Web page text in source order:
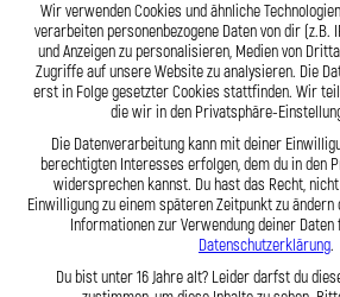
optimale Performance, wenn es auf jede Sekunde
Der Halteclip für 2 Stahlflex Bremsleitungen von
und effiziente Befestigungslösung. Er ist gemacht
Straßenverkehr und Motorsport. Mit einer speziellen
Leistung gewährleistet der Halteclip nicht nur eine
gewährleistet auch eine präzise Ausrichtung der
Montage ermöglicht eine schnelle Installation und
garantiert Langlebigkeit und Widerstandsfähigkeit,
Belastungen im Motorsport. Dieser Halteclip ist
Komponente zur Performance-Optimierung und
Wir verwenden Cookies und ähnliche
verarbeiten personenbezogene Daten von dir (z.B.
und Anzeigen zu personalisieren, Medien von
Zugriffe auf unsere Website zu analysieren. Die
erst in Folge gesetzter Cookies stattfinden. Wir
die wir in den Privatsphäre-
Die Datenverarbeitung kann mit deiner
berechtigten Interesses erfolgen, dem du in den
widersprechen kannst. Du hast das Recht,
Einwilligung zu einem späteren Zeitpunkt zu
Informationen zur Verwendung deiner
Datenschutzerklärung.
Du bist unter 16 Jahre alt? Leider darfst du